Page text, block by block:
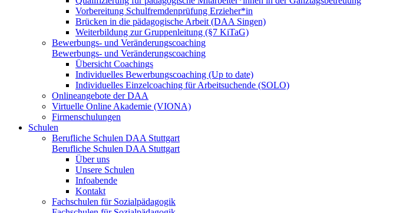
Vorbereitung Schulfremdenprüfung Erzieher*in
Brücken in die pädagogische Arbeit (DAA Singen)
Weiterbildung zur Gruppenleitung (§7 KiTaG)
Bewerbungs- und Veränderungscoaching
Bewerbungs- und Veränderungscoaching
Übersicht Coachings
Individuelles Bewerbungscoaching (Up to date)
Individuelles Einzelcoaching für Arbeitsuchende (SOLO)
Onlineangebote der DAA
Virtuelle Online Akademie (VIONA)
Firmenschulungen
Schulen
Berufliche Schulen DAA Stuttgart
Berufliche Schulen DAA Stuttgart
Über uns
Unsere Schulen
Infoabende
Kontakt
Fachschulen für Sozialpädagogik